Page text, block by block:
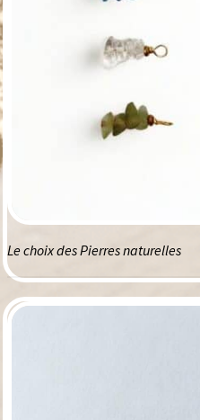
Le choix des Pierres naturelles